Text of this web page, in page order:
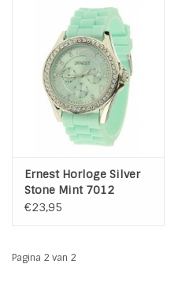
Ernest Horloge Silver
Stone Mint 7012
€23,95
Pagina 2 van 2